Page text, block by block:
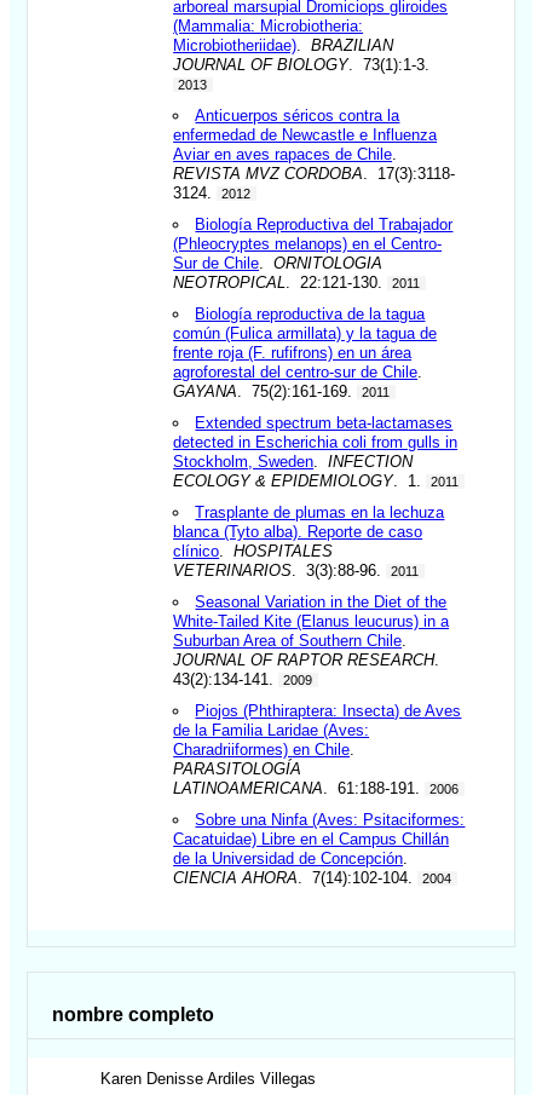
arboreal marsupial Dromiciops gliroides
(Mammalia: Microbiotheria:
Microbiotheriidae) .BRAZILIAN
JOURNAL OF BIOLOGY. 73(1):1-3.
2013
Anticuerpos séricos contra la
enfermedad de Newcastle e Influenza
Aviar en aves rapaces de Chile
REVISTA MVZ CORDOBA . 17(3):3118-
3124.
2012
Biología Reproductiva del Trabajador
(Phleocryptes melanops) en el Centro-
Sur de Chile .ORNITOLOGIA
NEOTROPICAL
. 22:121-130. 2011
Biología reproductiva de la tagua
común (Fulica armillata) y la tagua de
frente roja (F. rufifrons) en un área
agroforestal del centro-sur de Chile
GAYANA . 75(2):161-169. 2011
Extended spectrum beta-lactamases
detected in Escherichia coli from gulls in
Stockholm, Sweden .INFECTION
ECOLOGY & EPIDEMIOLOGY. 1. 2011
Trasplante de plumas en la lechuza
blanca (Tyto alba). Reporte de caso
clínico .HOSPITALES
VETERINARIOS . 3(3):88-96. 2011
Seasonal Variation in the Diet of the
White-Tailed Kite (Elanus leucurus) in a
Suburban Area of Southern Chile
JOURNAL OF RAPTOR RESEARCH.
43(2):134-141.
2009
Piojos (Phthiraptera: Insecta) de Aves
de la Familia Laridae (Aves:
Charadriiformes) en Chile
PARASITOLOGÍA
LATINOAMERICANA . 61:188-191. 2006
Sobre una Ninfa (Aves: Psitaciformes:
Cacatuidae) Libre en el Campus Chillán
de la Universidad de Concepción
CIENCIA AHORA . 7(14):102-104. 2004
nombre completo
Karen Denisse Ardiles Villegas